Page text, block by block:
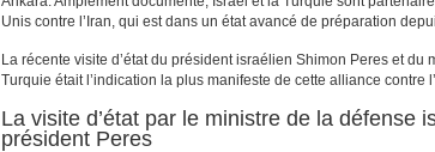
Unis contre l’Iran, qui est dans un état avancé de préparation
La récente visite d’état du président israélien Shimon Peres et
Turquie était l’indication la plus manifeste de cette alliance contre
La visite d’état par le ministre de la défense
président Peres